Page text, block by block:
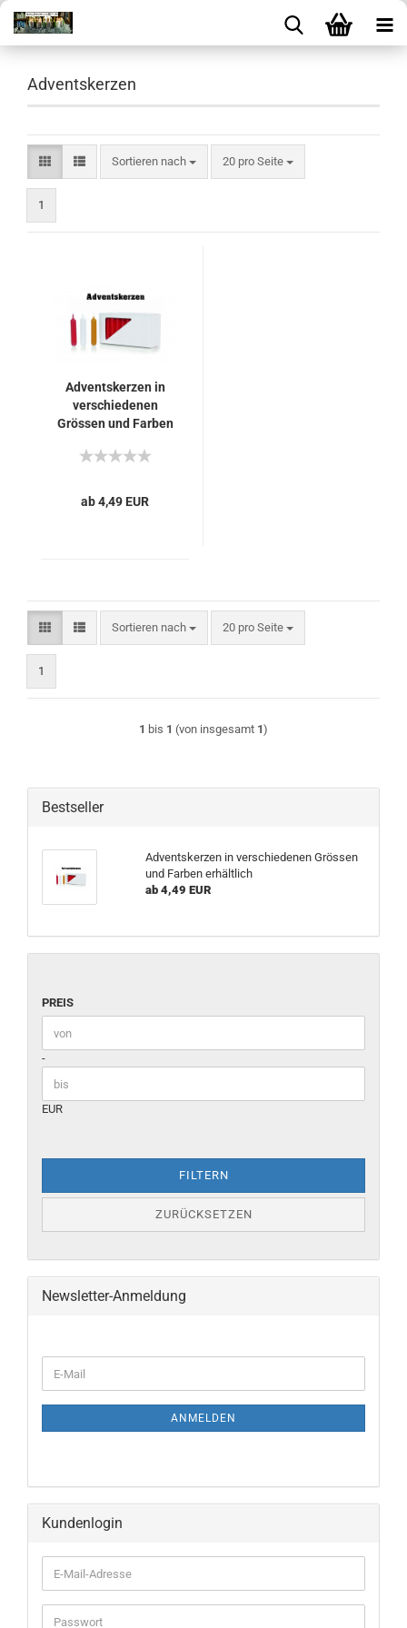
Adventskerzen
Sortieren nach
Sortieren nach 20 pro Seite
pro Seite
1
Adventskerzen in
verschiedenen
Grössen und Farben
ab 4,49 EUR
Sortieren nach
Sortieren nach 20 pro Seite
pro Seite
1
1 bis 1 (von insgesamt 1)
Bestseller
Adventskerzen in verschiedenen Grössen
und Farben erhältlich
ab 4,49 EUR
PREIS
Preis bis
-
EUR
FILTERN
ZURÜCKSETZEN
Newsletter-Anmeldung
E-
Mail
ANMELDEN
Kundenlogin
E-
Mail-
Adresse
Passwort